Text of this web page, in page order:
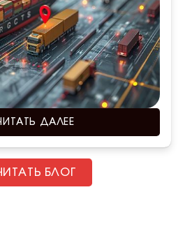
ДАЛЕЕ
БЛОГ